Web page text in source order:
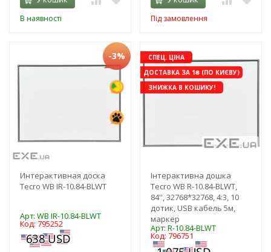
В наявності Під замовлення
-3%
Интерактивная доска
Tecro WB IR-10.84-BLWT
Арт: WB IR-10.84-BLWT
Код: 795252
СПЕЦ. ЦІНА
ДОСТАВКА ЗА 1₴ (ПО КИЄВУ)
ЗНИЖКА В КОШИКУ!
Інтерактивна дошка
Tecro WB R-10.84-BLWT,
84'', 32768*32768, 4:3, 10
дотик, USB кабель 5м,
маркер
Арт: R-10.84-BLWT
Код: 796751